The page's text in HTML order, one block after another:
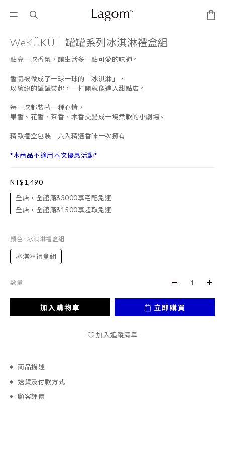
WeKÜKÜ｜罐罐系列冰淇淋禮盒組
點亮一球香氛，讓生活多一點可愛的味道。
香氣被做成了一球一球的「冰淇淋」，
以繽紛的罐罐裝起，一打開就像進入甜點店。
每一球都裝著一種心情，
果香、花香、茶香、木香交錯成一場柔軟的小劇場。
精致禮盒包裝｜六入精選香味一次擁有
*本商品不適用本次優惠活動*
NT$1,490
全店，全館滿$3000享宅配免運
全店，全館滿$1500享超取免運
顏色 : 冰淇淋禮盒組
冰淇淋禮盒組
數量
加入購物車 立即購買
加入追蹤清單
商品描述
送貨及付款方式
顧客評價